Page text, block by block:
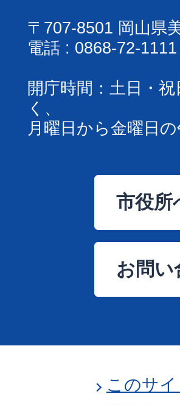
〒707-8501 岡山県
電話 : 0868-72-1111
開庁時間：土日・
く、
月曜日から金曜日
市役所
お問い
このサ